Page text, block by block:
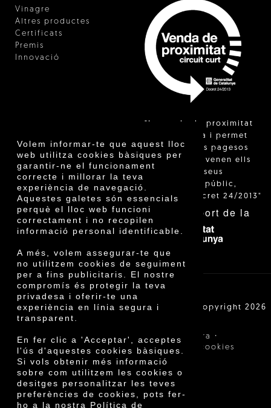
Volem informar-te que aquest lloc
web utilitza cookies bàsiques per
garantir-ne el funcionament
correcte i millorar la teva
experiència de navegació.
Aquestes galetes són essencials
perquè el lloc web funcioni
correctament i no recopilen
informació personal identificable.
A més, volem assegurar-te que
no utilitzem cookies de seguiment
per a fins publicitaris. El nostre
compromís és protegir la teva
privadesa i oferir-te una
experiència en línia segura i
transparent.
En fer clic a 'Acceptar', acceptes
l'ús d'aquestes cookies bàsiques.
Si vols obtenir més informació
sobre com utilitzem les cookies o
desitges personalitzar les teves
preferències de cookies, pots fer-
ho a la nostra Política de
Vinagre
Altres productes
Certificats
Premis
Innovació
"La venda de proximitat
està regulada i permet
identificar els pagesos
catalans que venen ells
mateixos els seus
productes al públic,
segons el Decret 24/2013"
Amb el suport de la
Cooperativa Agrícola de Cambrils SCCL | Copyright 2026
Avís legal Condicions de compra ·
Política de privacitat · Política de cookies